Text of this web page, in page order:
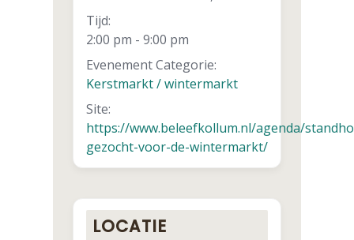
Tijd:
2:00 pm - 9:00 pm
Evenement Categorie:
Kerstmarkt / wintermarkt
Site:
https://www.beleefkollum.nl/agenda/
gezocht-voor-de-wintermarkt/
LOCATIE